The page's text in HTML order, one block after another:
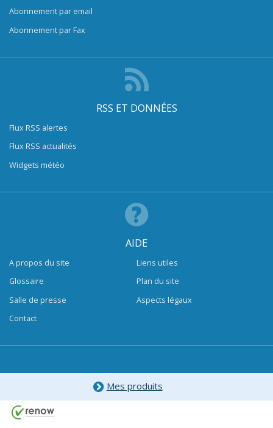
Abonnement par email
Abonnement par Fax
RSS ET DONNÉES
Flux RSS alertes
Flux RSS actualités
Widgets météo
AIDE
A propos du site
Glossaire
Salle de presse
Contact
Liens utiles
Plan du site
Aspects légaux
Mes produits